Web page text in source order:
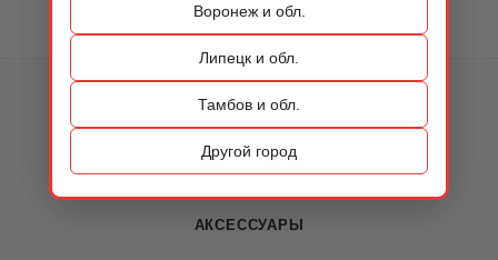
Воронеж и обл.
Липецк и обл.
Тамбов и обл.
Другой город
АКСЕССУАРЫ